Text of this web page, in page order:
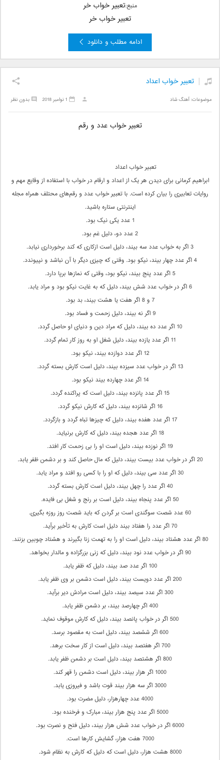
منبع:تعبیر خواب خر
تعبیر خواب خر
ادامه مطلب و دانلود
تعبیر خواب اعداد
موضوعات:آهنگ شاد بدون نظر 1 نوامبر 2018
تعبیر خواب عدد و رقم
تعبیر خواب اعداد
ابراهیم کرمانی برای دیدن هر یک از اعداد و ارقام در خواب با استفاده از وقایع مهم و
روایات تعابیری را بیان کرده است. با تعبیر خواب عدد و رقم‌های محتلف همراه مجله
اینترنتی ستاره باشید.
1 عدد یکی نیک بود.
2 عدد دو، دلیل غم بود.
3 اگر به خواب عدد سه بیند، دلیل است ازکاری که کند برخورداری نیابد.
4 اگر عدد چهار بیند، نیکو بود. وقتی که چیزی دیگر با آن نباشد و نپیوندد.
5 اگر عدد پنج بیند، نیکو بود، وقتی که نمازها برپا دارد.
6 اگر در خواب عدد شش بیند، دلیل که به غایت نیکو بود و مراد یابد.
7 و 8 اگر هفت یا هشت بیند، بد بود.
9 اگر نه بیند، دلیل زحمت و فساد بود.
10 اگر عدد ده بیند، دلیل که مراد دین و دنیای او حاصل گردد.
11 اگر عدد یازده بیند، دلیل شغل او به روز کار تمام گردد.
12 اگر عدد دوازده بیند، نیکو بود.
13 اگر در خواب عدد سیزده بیند، دلیل است کارش بسته گردد.
14 اگر عدد چهارده بیند نیکو بود.
15 اگر عدد پانزده بیند، دلیل است که پراکنده گردد.
16 اگر شانزده بیند، دلیل که کارش نیکو گردد.
17 اگر عدد هفده بیند، دلیل که چیزها تباه گردد و بازگردد.
18 اگر عدد هجده بیند، دلیل که کارش برنیاید.
19 اگر نوزده بیند، دلیل است او را بی زحمت کار افتد.
20 اگر در خواب عدد بیست بیند، دلیل که مال حاصل کند و بر دشمن ظفر یابد.
30 اگر عدد سی بیند، دلیل که او را با کسی رو افتد و مراد یابد.
40 اگر عدد را چهل بیند، دلیل است کارش بسته گردد.
50 اگر عدد پنجاه بیند، دلیل است بر رنج و شغل بی فایده.
60 عدد شصت سوگندی است بر گردن که باید شصت روز روزه بگیری.
70 اگر عدد را هفتاد بیند دلیل است کارش به تأخیر برآید.
80 اگر عدد هشتاد بیند، دلیل است او را به تهمت زنا بگیرند و هشتاد چوبین بزنند.
90 اگر در خواب عدد نود بیند، دلیل که زنی بزرگزاده و مالدار بخواهد.
100 اگر عدد صد بیند، دلیل که ظفر یابد.
200 اگر عدد دویست بیند، دلیل است دشمن بر وی ظفر یابد.
300 اگر عدد سیصد بیند، دلیل است مرادش دیر برآید.
400 اگر چهارصد بیند، بر دشمن ظفر یابد.
500 اگر در خواب پانصد بیند، دلیل که کارش موقوف نماید.
600 اگر ششصد بیند، دلیل است به مقصود برسد.
700 اگر هفتصد بیند، دلیل است از کار سخت برهد.
800 اگر هشتصد بیند، دلیل است بر دشمن ظفر یابد.
1000 اگر هزار بیند، دلیل است دشمن را قهر کند.
3000 اگر سه هزار بیند قوت باشد و فیروزی یابد.
4000 عدد چهارهزار، دلیل مضرت بود.
5000 اگر عدد پنج هزار بیند، مبارک و فرخنده بود.
6000 اگر در خواب عدد شش هزار بیند، دلیل فتح و نصرت بود.
7000 هفت هزار، گشایش کارها است.
8000 هشت هزار، دلیل است که دلیل که کارش به نظام شود.